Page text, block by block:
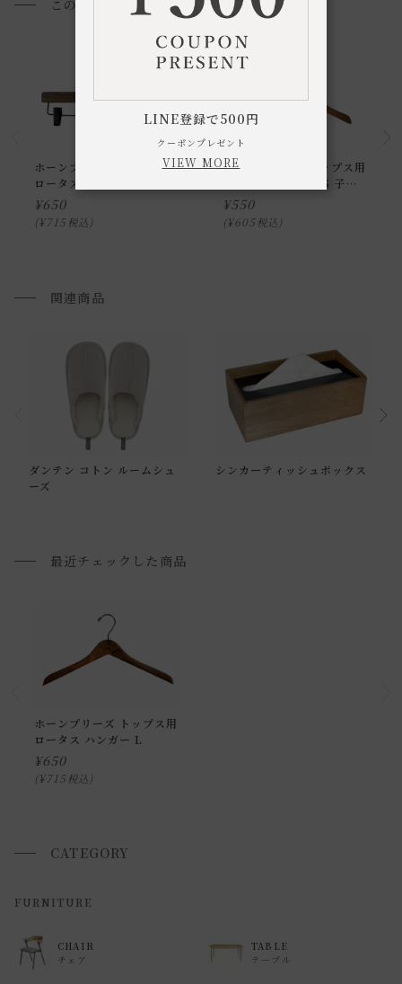
通常配送について
通常配送の場合、お品物は玄関前での引渡しとなります。
ご確認下さい。
■ご不明な点やご希望がございましたら、お気軽にお問い合
小型商品の日時・時間指定について
申し訳ございませんが、具体的な時間帯指定をしての出荷は
日曜・祝日は、時間帯指定ができません。
指定ではなく希望と言う形でお荷物に記載する事はできます
が、 希望通りに届かない可能性もございますのでご了承下さ
いませ 。
返品・交換について
このアイテムを見た方におすすめ
ホーンプリーズ ボトムス用
ロータス プレスハンガー L
¥650
¥715税込
ホーンプリーズ トップス用
ロータス ハンガー S 子供
用
¥550
¥605税込
関連商品
ダンテン コトン ルームシュ
ーズ
シンカーティッシュボックス
最近チェックした商品
ホーンプリーズ トップス用
ロータス ハンガー L
¥650
¥715税込
CATEGORY
FURNITURE
CHAIR
チェア
TABLE
テーブル
LINE登録で500円
クーポンプレゼント
VIEW MORE